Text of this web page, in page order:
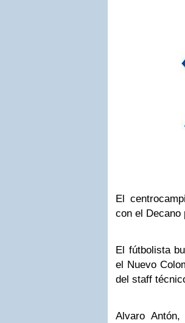
El
con el Decano
El fútbolista
el Nuevo
del staff
Alvaro